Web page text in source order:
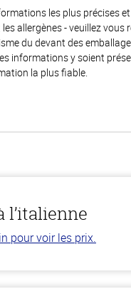
les plus précises
allergènes - veuillez vous
du devant des
informations y soient
la plus fiable.
l’italienne
pour voir les prix.